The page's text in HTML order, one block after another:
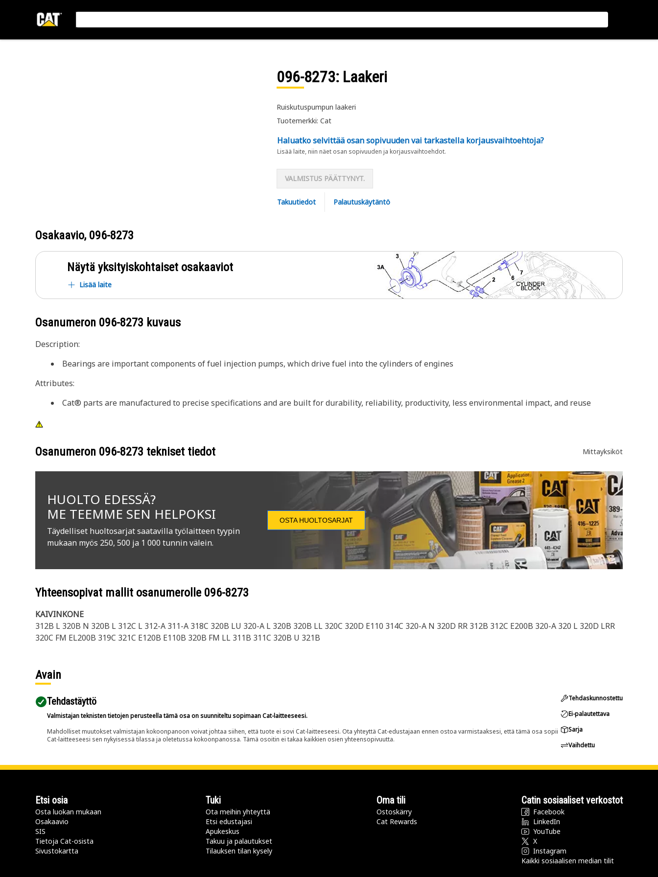
096-8273: Laakeri
Ruiskutuspumpun laakeri
Tuotemerkki: Cat
Haluatko selvittää osan sopivuuden vai tarkastella korjausvaihtoehtoja?
Lisää laite, niin näet osan sopivuuden ja korjausvaihtoehdot.
VALMISTUS PÄÄTTYNYT.
Takuutiedot Palautuskäytäntö
Osakaavio, 096-8273
Näytä yksityiskohtaiset osakaaviot
Lisää laite
Osanumeron 096-8273 kuvaus
Description:
Bearings are important components of fuel injection pumps, which drive fuel into the cylinders of engines
Attributes:
Cat® parts are manufactured to precise specifications and are built for durability, reliability, productivity, less environmental impact, and reuse
Osanumeron 096-8273 tekniset tiedot Mittayksiköt
HUOLTO EDESSÄ?
ME TEEMME SEN HELPOKSI
Täydelliset huoltosarjat saatavilla työlaitteen tyypin
mukaan myös 250, 500 ja 1 000 tunnin välein.
OSTA HUOLTOSARJAT
Yhteensopivat mallit osanumerolle 096-8273
KAIVINKONE
312B L 320B N 320B L 312C L 312-A 311-A 318C 320B LU 320-A L 320B 320B LL 320C 320D E110 314C 320-A N 320D RR 312B 312C E200B 320-A 320 L 320D LRR
320C FM EL200B 319C 321C E120B E110B 320B FM LL 311B 311C 320B U 321B
Avain
Tehdastäyttö
Valmistajan teknisten tietojen perusteella tämä osa on suunniteltu sopimaan Cat-laitteeseesi.
Mahdolliset muutokset valmistajan kokoonpanoon voivat johtaa siihen, että tuote ei sovi Cat-laitteeseesi. Ota yhteyttä Cat-edustajaan ennen ostoa varmistaaksesi, että tämä osa sopii
Cat-laitteeseesi sen nykyisessä tilassa ja oletetussa kokoonpanossa. Tämä osoitin ei takaa kaikkien osien yhteensopivuutta.
Tehdaskunnostettu
Ei-palautettava
Sarja
Vaihdettu
Etsi osia
Osta luokan mukaan
Osakaavio
SIS
Tietoja Cat-osista
Sivustokartta
Tuki
Ota meihin yhteyttä
Etsi edustajasi
Apukeskus
Takuu ja palautukset
Tilauksen tilan kysely
Oma tili
Ostoskärry
Cat Rewards
Catin sosiaaliset verkostot
Facebook
LinkedIn
YouTube
X
Instagram
Kaikki sosiaalisen median tilit